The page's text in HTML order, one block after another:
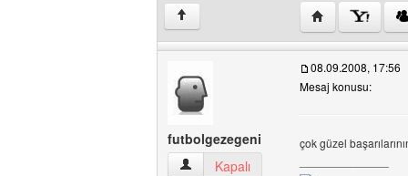
↑ Yazarın web
futbolgezegeni
futbolgezegeni Kullanıcının profilini
Kapalı
08.09.2008, 17:56
Mesaj konusu:
çok güzel